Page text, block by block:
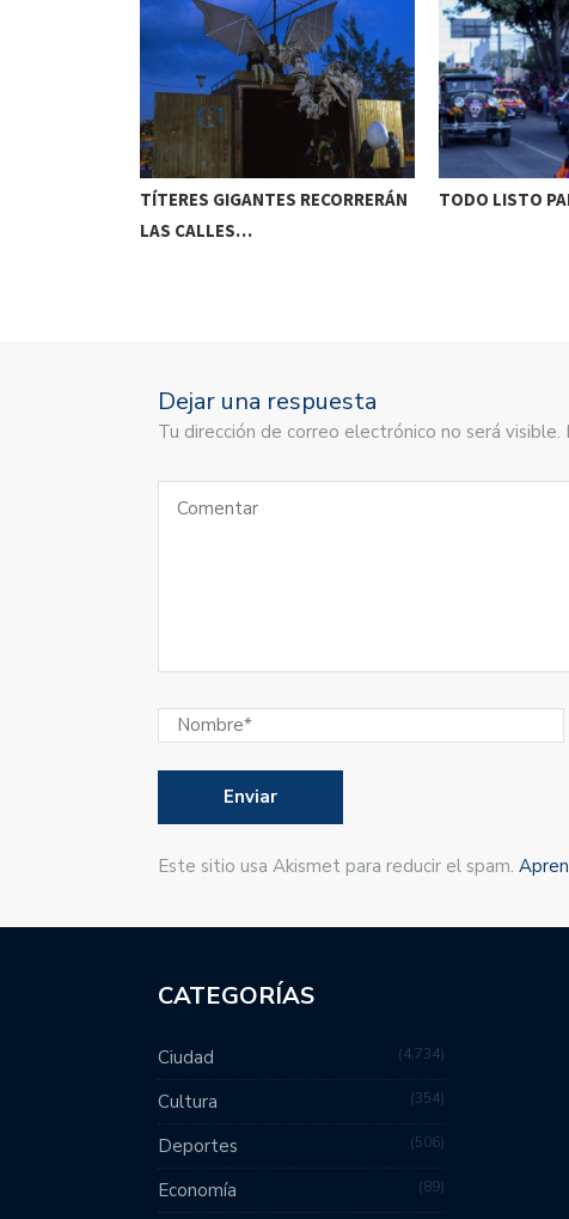
TÍTERES GIGANTES RECORRERÁN
LAS CALLES…
TODO LISTO
Dejar una respuesta
Tu dirección de correo electrónico no será
Este sitio usa Akismet para reducir el spam.
CATEGORÍAS
Ciudad 4,734
Cultura 354
Deportes 506
Economía 89